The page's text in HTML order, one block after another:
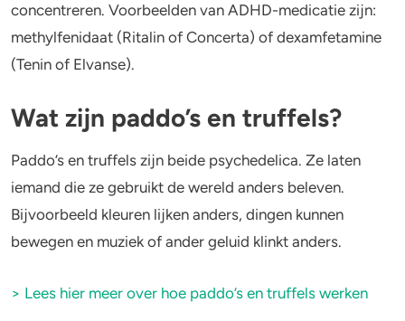
concentreren. Voorbeelden van ADHD-medicatie zijn:
methylfenidaat (Ritalin of Concerta) of dexamfetamine
(Tenin of Elvanse).
Wat zijn paddo’s en truffels?
Paddo’s en truffels zijn beide psychedelica. Ze laten
iemand die ze gebruikt de wereld anders beleven.
Bijvoorbeeld kleuren lijken anders, dingen kunnen
bewegen en muziek of ander geluid klinkt anders.
> Lees hier meer over hoe paddo’s en truffels werken